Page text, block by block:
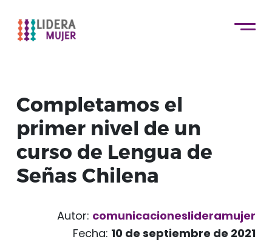
Completamos el
primer nivel de un
curso de Lengua de
Señas Chilena
Autor: comunicacioneslideramujer
Fecha: 10 de septiembre de 2021